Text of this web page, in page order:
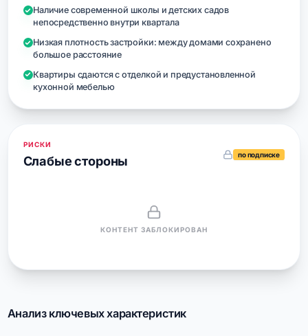
Наличие современной школы и детских садов
непосредственно внутри квартала
Низкая плотность застройки: между домами сохранено
большое расстояние
Квартиры сдаются с отделкой и предустановленной
кухонной мебелью
РИСКИ
Слабые стороны по подписке
КОНТЕНТ ЗАБЛОКИРОВАН
Анализ ключевых характеристик